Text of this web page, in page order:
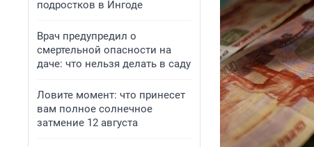
подростков в Ингоде
Врач предупредил о
смертельной опасности на
даче: что нельзя делать в саду
Ловите момент: что принесет
вам полное солнечное
затмение 12 августа